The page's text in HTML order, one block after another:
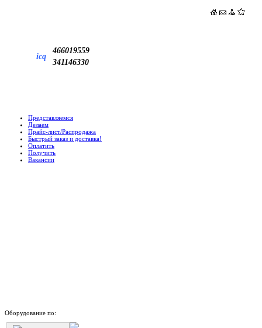
icq
466019559
341146330
Представляемся
Делаем
Прайс-лист/Распродажа
Быстрый заказ и доставка!
Оплатить
Получить
Вакансии
Оборудование по: